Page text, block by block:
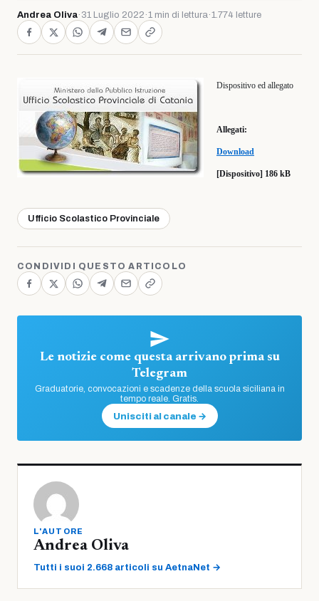
Andrea Oliva· 31 Luglio 2022 ·1 min di lettura·1.774 letture
Dispositivo ed allegato
Allegati:
Download
[Dispositivo] 186 kB
Ufficio Scolastico Provinciale
CONDIVIDI QUESTO ARTICOLO
Le notizie come questa arrivano prima su
Telegram
Graduatorie, convocazioni e scadenze della scuola siciliana in
tempo reale. Gratis.
Unisciti al canale →
L'AUTORE
Andrea Oliva
Tutti i suoi 2.668 articoli su AetnaNet →